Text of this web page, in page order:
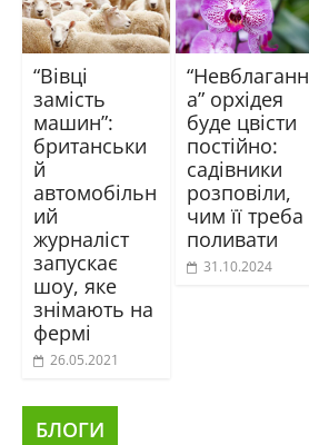
“Вівці
замість
машин”:
британськи
й
автомобільн
ий
журналіст
запускає
шоу, яке
знімають на
фермі
26.05.2021
“Невблаганн
а” орхідея
буде цвісти
постійно:
садівники
розповіли,
чим її треба
поливати
31.10.2024
БЛОГИ